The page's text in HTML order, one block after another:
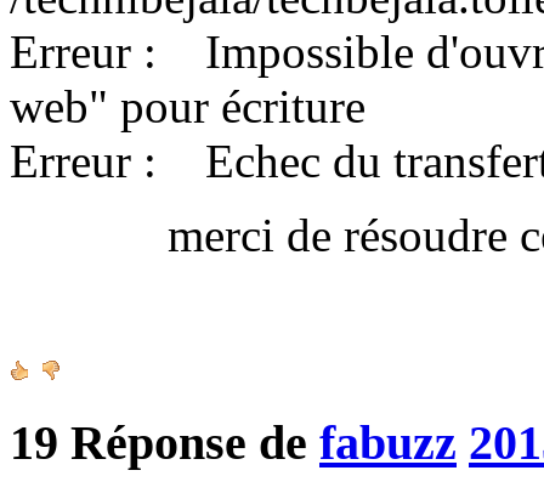
Erreur : Impossible
web" pour écriture
Erreur : Echec du
merci de résoudre ce
19 Réponse de fabuzz